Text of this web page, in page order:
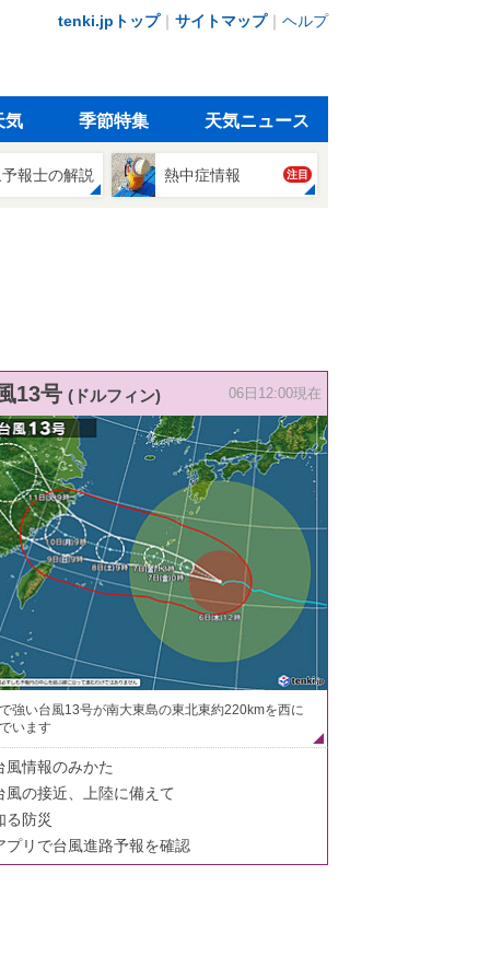
tenki.jpトップ｜ サイトマップ｜ ヘルプ
気 季節特集 天気ニュース
報士の解説 熱中症情報 注目
13号 (ドルフィン) 06日12:00現在
強い台風13号が南大東島の東北東約220kmを西に
います
風情報のみかた
風の接近、上陸に備えて
る防災
プリで台風進路予報を確認